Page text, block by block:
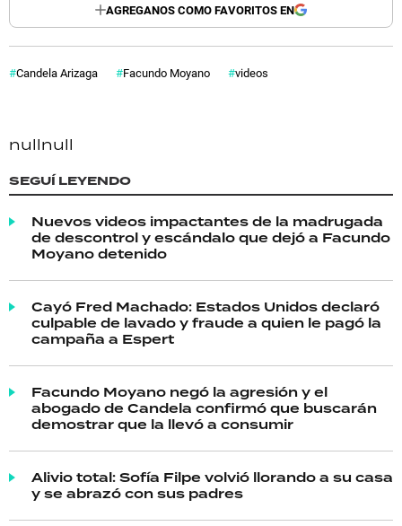
AGREGANOS COMO FAVORITOS EN
Candela Arizaga Facundo Moyano videos
nullnull
SEGUÍ LEYENDO
Nuevos videos impactantes de la madrugada
de descontrol y escándalo que dejó a Facundo
Moyano detenido
Cayó Fred Machado: Estados Unidos declaró
culpable de lavado y fraude a quien le pagó la
campaña a Espert
Facundo Moyano negó la agresión y el
abogado de Candela confirmó que buscarán
demostrar que la llevó a consumir
Alivio total: Sofía Filpe volvió llorando a su casa
y se abrazó con sus padres